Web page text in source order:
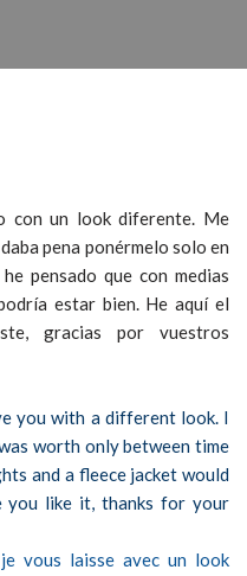
con un look diferente. Me
pena ponérmelo solo en
pensado que con medias
estar bien. He aquí el
gracias por vuestros
you with a different look. I
worth only between time
and a fleece jacket would
you like it, thanks for your
vous laisse avec un look